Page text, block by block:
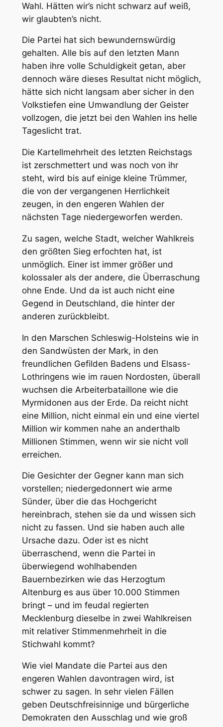
Wahl. Hätten wir’s nicht schwarz auf weiß,
wir glaubten’s nicht.
Die Partei hat sich bewundernswürdig
gehalten. Alle bis auf den letzten Mann
haben ihre volle Schuldigkeit getan, aber
dennoch wäre dieses Resultat nicht möglich,
hätte sich nicht langsam aber sicher in den
Volkstiefen eine Umwandlung der Geister
vollzogen, die jetzt bei den Wahlen ins helle
Tageslicht trat.
Die Kartellmehrheitdes letzten Reichstags
ist zerschmettertund was noch von ihr
steht, wird bis auf einige kleine Trümmer,
die von der vergangenen Herrlichkeit
zeugen, in den engeren Wahlen der
nächsten Tage niedergeworfen werden.
Zu sagen, welche Stadt, welcher Wahlkreis
den größten Sieg erfochten hat, ist
unmöglich. Einer ist immer größer und
kolossaler als der andere, die Überraschung
ohne Ende. Und da ist auch nicht eine
Gegend in Deutschland, die hinter der
anderen zurückbleibt.
In den Marschen Schleswig-Holsteins wie in
den Sandwüsten der Mark, in den
freundlichen Gefilden Badens und Elsass-
Lothringens wie im rauen Nordosten, überall
wuchsen die Arbeiterbataillone wie die
Myrmidonen aus der Erde. Da reicht nicht
eine Million, nicht einmal ein und eine viertel
Million wir kommen nahe an anderthalb
Millionen Stimmen, wenn wir sie nicht voll
erreichen.
Die Gesichter der Gegner kann man sich
vorstellen; niedergedonnert wie arme
Sünder, über die das Hochgericht
hereinbrach, stehen sie da und wissen sich
nicht zu fassen. Und sie haben auch alle
Ursache dazu. Oder ist es nicht
überraschend, wenn die Partei in
überwiegend wohlhabenden
Bauernbezirken wie das Herzogtum
Altenburg es aus über 10.000 Stimmen
bringt – und im feudal regierten
Mecklenburg dieselbe in zwei Wahlkreisen
mit relativer Stimmenmehrheit in die
Stichwahl kommt?
Wie viel Mandate die Partei aus den
engeren Wahlen davontragen wird, ist
schwer zu sagen. In sehr vielen Fällen
geben Deutschfreisinnige und bürgerliche
Demokraten den Ausschlag und wie groß